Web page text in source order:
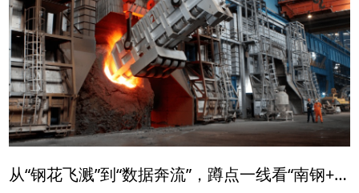
从“钢花飞溅”到“数据奔流”，蹲点一线看“南钢+华为”元冶·钢铁大模型——AI重塑南京钢铁产业新图景